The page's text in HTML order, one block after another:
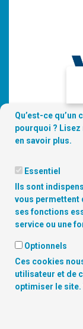
Copyright© 2026
réseaux sociaux:
NOS
Qu’est-ce
pourquoi ? Lisez
en savoir plus.
Essentiel
Ils sont
vous permettent
ses fonctions
service ou une
Optionnels
Ces cookies
utilisateur et de
optimiser le site.